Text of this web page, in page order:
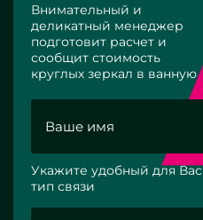
Внимательный и
деликатный менеджер
подготовит расчет и
сообщит стоимость
круглых зеркал в ванную
Укажите удобный для Вас
тип связи